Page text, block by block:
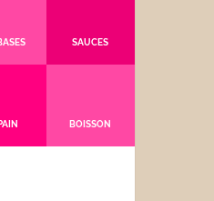
SAUCES
BOISSON